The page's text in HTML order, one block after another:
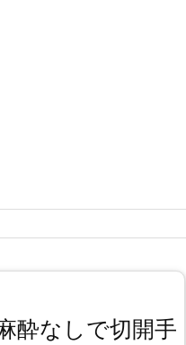
酔なしで切開手